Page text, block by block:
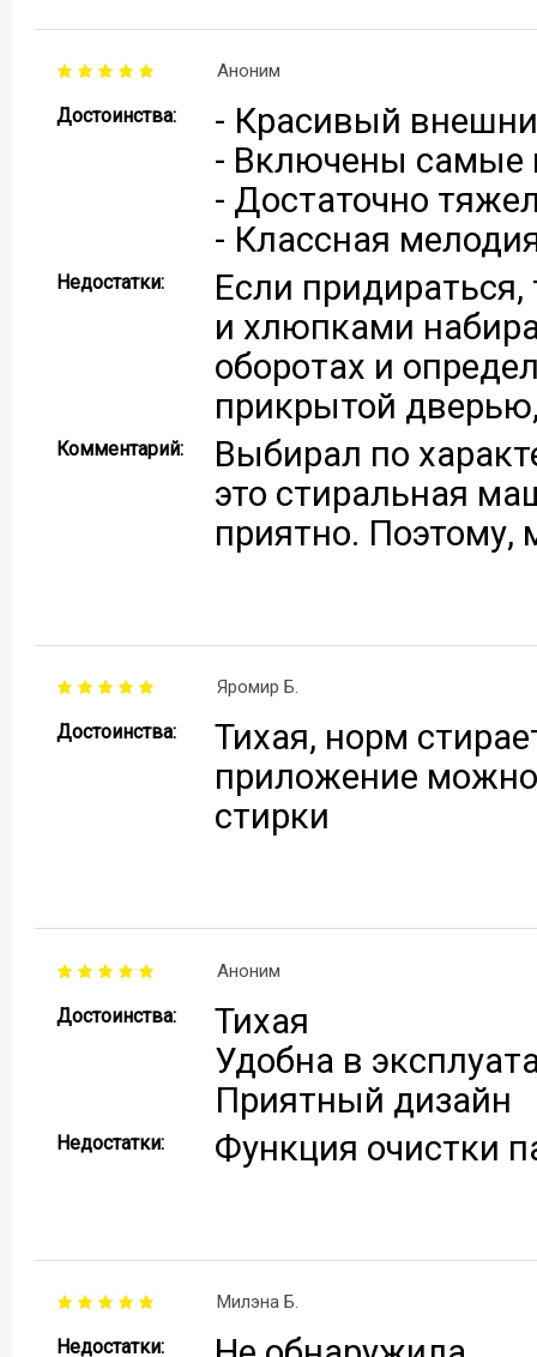
Аноним
Достоинства:
- Красивый
- Включены самые
- Достаточно
- Классная
Недостатки:
Если
и хлюпками
оборотах и
прикрытой
Комментарий:
Выбирал по
это стиральная
приятно. Поэтому,
Яромир Б.
Достоинства:
Тихая, норм
приложение
стирки
Аноним
Достоинства:
Тихая
Удобна в
Приятный дизайн
Недостатки: Функция очистки
Милэна Б.
Недостатки: